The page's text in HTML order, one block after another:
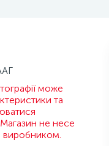
може
та
не несе
виробником.